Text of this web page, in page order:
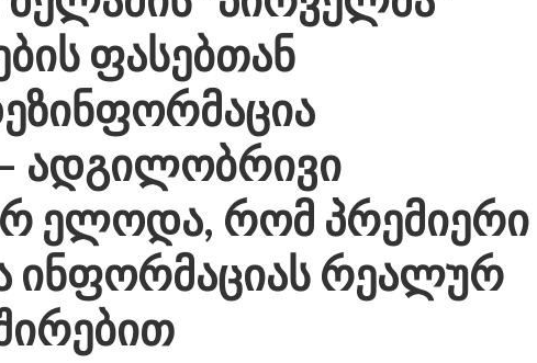
ფასებთან
ადგილობრივი
ელოდა, რომ პრემიერი
რეალურ